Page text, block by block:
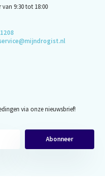
9:30 tot 18:00
via onze nieuwsbrief!
Abonneer